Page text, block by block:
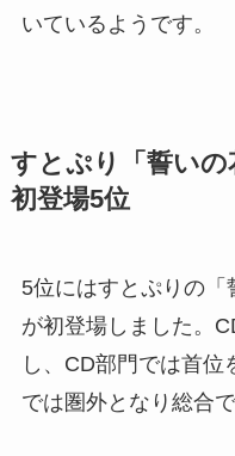
いているようです。
すとぷり「誓い
初登場5位
5位にはすとぷりの「
が初登場しました。
し、CD部門では首
では圏外となり総合